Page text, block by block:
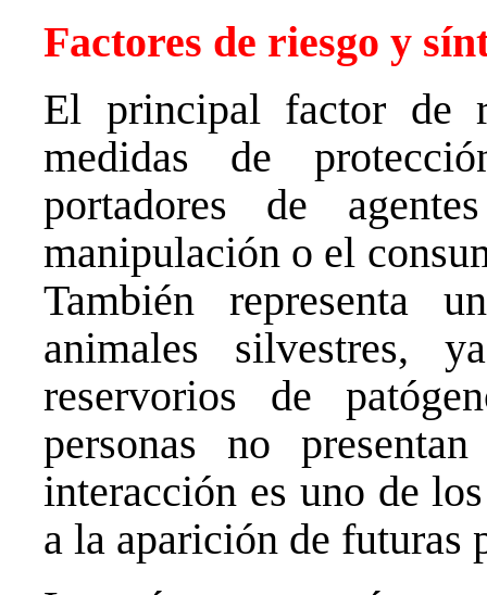
Factores de riesgo y
El principal factor de
medidas de
portadores de
manipulación o el
También representa
animales silvestres,
reservorios de
personas no
interacción es uno de
a la aparición de futuras